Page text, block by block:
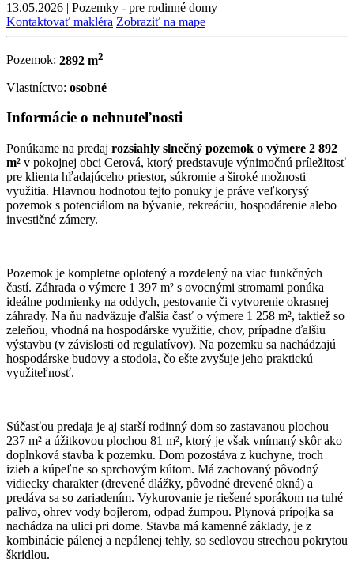
13.05.2026 | Pozemky - pre rodinné domy
Kontaktovať makléra Zobraziť na mape
Pozemok: 2892 m2
Vlastníctvo: osobné
Informácie o nehnuteľnosti
Ponúkame na predaj rozsiahly slnečný pozemok o výmere 2 892
m² v pokojnej obci Cerová, ktorý predstavuje výnimočnú príležitosť
pre klienta hľadajúceho priestor, súkromie a široké možnosti
využitia. Hlavnou hodnotou tejto ponuky je práve veľkorysý
pozemok s potenciálom na bývanie, rekreáciu, hospodárenie alebo
investičné zámery.
Pozemok je kompletne oplotený a rozdelený na viac funkčných
častí. Záhrada o výmere 1 397 m² s ovocnými stromami ponúka
ideálne podmienky na oddych, pestovanie či vytvorenie okrasnej
záhrady. Na ňu nadväzuje ďalšia časť o výmere 1 258 m², taktiež so
zeleňou, vhodná na hospodárske využitie, chov, prípadne ďalšiu
výstavbu (v závislosti od regulatívov). Na pozemku sa nachádzajú
hospodárske budovy a stodola, čo ešte zvyšuje jeho praktickú
využiteľnosť.
Súčasťou predaja je aj starší rodinný dom so zastavanou plochou
237 m² a úžitkovou plochou 81 m², ktorý je však vnímaný skôr ako
doplnková stavba k pozemku. Dom pozostáva z kuchyne, troch
izieb a kúpeľne so sprchovým kútom. Má zachovaný pôvodný
vidiecky charakter (drevené dlážky, pôvodné drevené okná) a
predáva sa so zariadením. Vykurovanie je riešené sporákom na tuhé
palivo, ohrev vody bojlerom, odpad žumpou. Plynová prípojka sa
nachádza na ulici pri dome. Stavba má kamenné základy, je z
kombinácie pálenej a nepálenej tehly, so sedlovou strechou pokrytou
škridlou.